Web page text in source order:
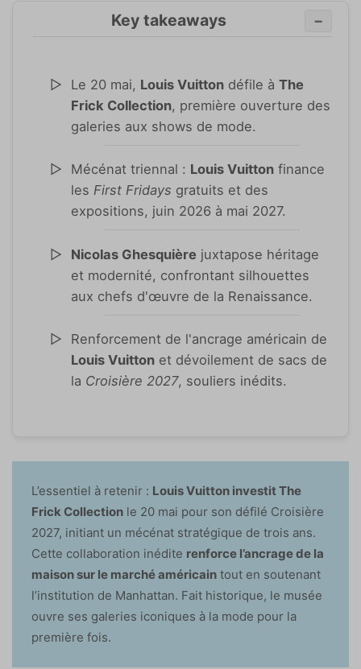
Key takeaways −
Le 20 mai, Louis Vuitton défile àThe
Frick Collection, première ouverture des
galeries aux shows de mode.
Mécénat triennal : Louis Vuitton finance
lesFirst Fridays gratuits et des
expositions, juin 2026 à mai 2027.
Nicolas Ghesquière juxtapose héritage
et modernité, confrontant silhouettes
aux chefs d'œuvre de la Renaissance.
Renforcement de l'ancrage américain de
Louis Vuitton et dévoilement de sacs de
la Croisière 2027, souliers inédits.
L’essentiel à retenir : Louis Vuitton investit The
Frick Collection le 20 mai pour son défilé Croisière
2027, initiant un mécénat stratégique de trois ans.
Cette collaboration inédite renforce l’ancrage de la
maison sur le marché américain tout en soutenant
l’institution de Manhattan. Fait historique, le musée
ouvre ses galeries iconiques à la mode pour la
première fois.